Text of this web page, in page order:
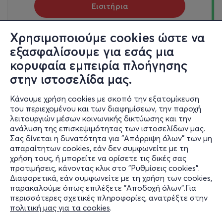
Χρησιμοποιούμε cookies ώστε να
εξασφαλίσουμε για εσάς μια
κορυφαία εμπειρία πλοήγησης
στην ιστοσελίδα μας.
Κάνουμε χρήση cookies με σκοπό την εξατομίκευση
του περιεχομένου και των διαφημίσεων, την παροχή
λειτουργιών μέσων κοινωνικής δικτύωσης και την
ανάλυση της επισκεψιμότητας των ιστοσελίδων μας.
Σας δίνεται η δυνατότητα για "Απόρριψη όλων" των μη
απαραίτητων cookies, εάν δεν συμφωνείτε με τη
χρήση τους, ή μπορείτε να ορίσετε τις δικές σας
προτιμήσεις, κάνοντας κλικ στο "Ρυθμίσεις cookies".
Διαφορετικά, εάν συμφωνείτε με τη χρήση των cookies,
παρακαλούμε όπως επιλέξετε "Αποδοχή όλων".Για
περισσότερες σχετικές πληροφορίες, ανατρέξτε στην
πολιτική μας για τα cookies.
Εισιτήρια
Τρι, 29/9
21:00
Η Νεκρή Νύφη
Ναυπλίου 12, 10444
Επί Κολωνώ - Κολωνός, Αττική
4€
Εισιτήρια